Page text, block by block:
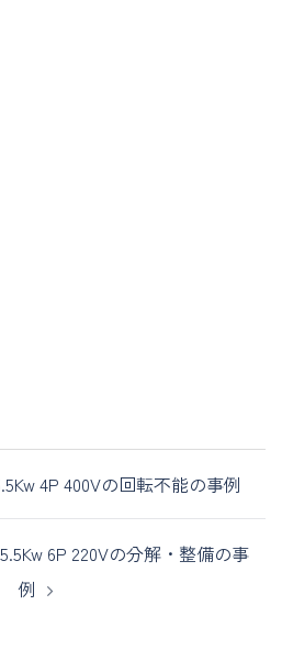
4P 400Vの回転不能の事例
6P 220Vの分解・整備の事
例